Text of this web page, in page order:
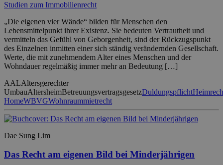
Studien zum Immobilienrecht
„Die eigenen vier Wände“ bilden für Menschen den
Lebensmittelpunkt ihrer Existenz. Sie bedeuten Vertrautheit und
vermitteln das Gefühl von Geborgenheit, sind der Rückzugspunkt
des Einzelnen inmitten einer sich ständig verändernden Gesellschaft.
Werte, die mit zunehmendem Alter eines Menschen und der
Wohndauer regelmäßig immer mehr an Bedeutung […]
AALAltersgerechter
UmbauAltersheimBetreuungsvertragsgesetzDuldungspflicht
HomeWBVGWohnraummietrecht
Dae Sung Lim
Das Recht am eigenen Bild bei Minderjährigen